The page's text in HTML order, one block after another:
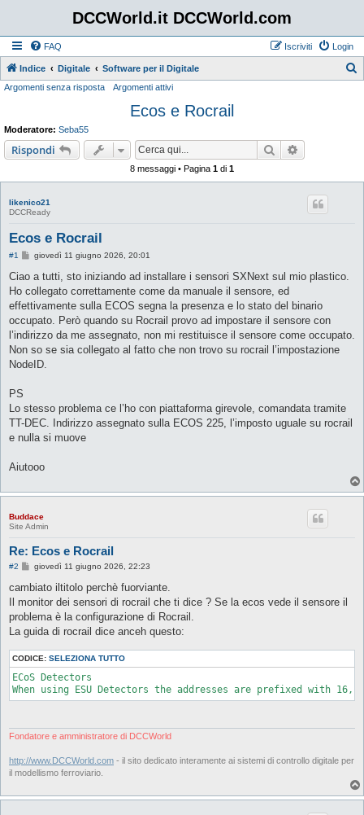
DCCWorld.it DCCWorld.com
FAQ Login
Iscriviti
Indice Digitale Software per il Digitale
Argomenti senza risposta Argomenti attivi
Ecos e Rocrail
Moderatore: Seba55
Rispondi Cerca
8 messaggi • Pagina 1 di 1
likenico21
DCCReady
Ecos e Rocrail
#1
M
s
a
g
i
o
giovedì 11 giugno 2026, 20:01
Ciao a tutti, sto iniziando ad installare i sensori SXNext sul mio plastico.
Ho collegato correttamente come da manuale il sensore, ed
effettivamente sulla ECOS segna la presenza e lo stato del binario
occupato. Però quando su Rocrail provo ad impostare il sensore con
l’indirizzo da me assegnato, non mi restituisce il sensore come occupato.
Non so se sia collegato al fatto che non trovo su rocrail l’impostazione
NodeID.
PS
Lo stesso problema ce l’ho con piattaforma girevole, comandata tramite
TT-DEC. Indirizzo assegnato sulla ECOS 225, l’imposto uguale su rocrail
e nulla si muove
Aiutooo
Buddace
Site Admin
Re: Ecos e Rocrail
#2
M
s
a
g
i
giovedì 11 giugno 2026, 22:23
cambiato iltitolo perchè fuorviante.
Il monitor dei sensori di rocrail che ti dice ? Se la ecos vede il sensore il
problema è la configurazione di Rocrail.
La guida di rocrail dice anceh questo:
CODICE: SELEZIONA TUTTO
ECoS Detectors
When using ESU Detectors the addresses are prefixed with
Fondatore e amministratore di DCCWorld
http://www.DCCWorld.com - il sito dedicato interamente ai sistemi di controllo digitale per
il modellismo ferroviario.